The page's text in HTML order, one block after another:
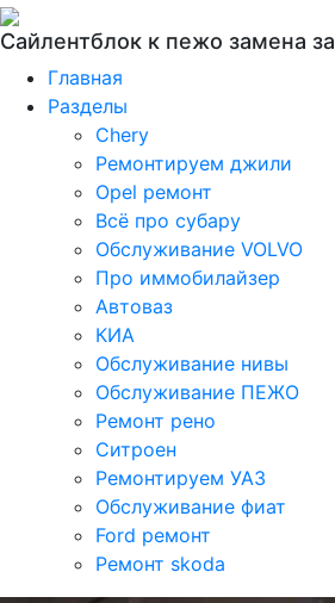
Сайлентблок к пежо замена
Главная
Разделы
Chery
Ремонтируем джили
Opel ремонт
Всё про субару
Обслуживание VOLVO
Про иммобилайзер
Автоваз
КИА
Обслуживание нивы
Обслуживание ПЕЖО
Ремонт рено
Ситроен
Ремонтируем УАЗ
Обслуживание фиат
Ford ремонт
Ремонт skoda